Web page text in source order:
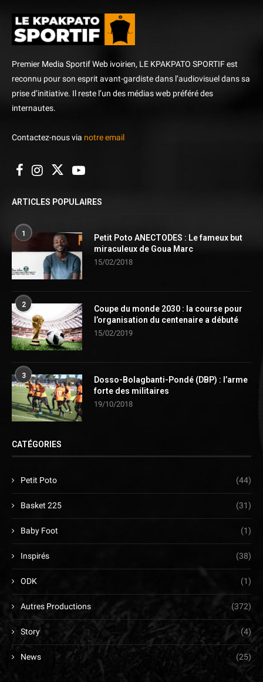
Premier Media Sportif Web ivoirien, LE KPAKPATO SPORTIF est
reconnu pour son esprit avant-gardiste dans l’audiovisuel dans sa
prise d’initiative. Il reste l’un des médias web préféré des
internautes.
Contactez-nous via notre email
ARTICLES POPULAIRES
1
Petit Poto ANECTODES : Le fameux but
miraculeux de Goua Marc
15/02/2018
2
Coupe du monde 2030 : la course pour
l’organisation du centenaire a débuté
15/02/2019
3
Dosso-Bolagbanti-Pondé (DBP) : l’arme
forte des militaires
19/10/2018
CATÉGORIES
Petit Poto (44)
Basket 225 (31)
Baby Foot (1)
Inspirés (38)
ODK (1)
Autres Productions (372)
Story (4)
News (25)